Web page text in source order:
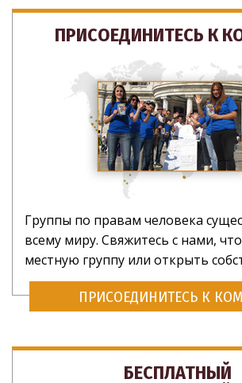
ПРИСОЕДИНИТЕСЬ К
Группы по правам человека
всему миру. Свяжитесь с нами,
местную группу или открыть
ПРИСОЕДИНИТЕСЬ К
БЕСПЛАТНЫЙ